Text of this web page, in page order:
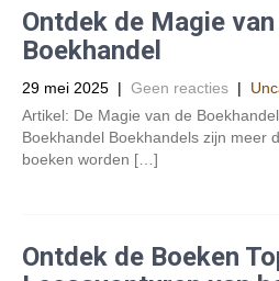
Ontdek de Magie
Boekhandel
29 mei 2025 | Geen reacties |
Artikel: De Magie van de
Boekhandel Boekhandels zijn meer
boeken worden […]
Ontdek de Boeken